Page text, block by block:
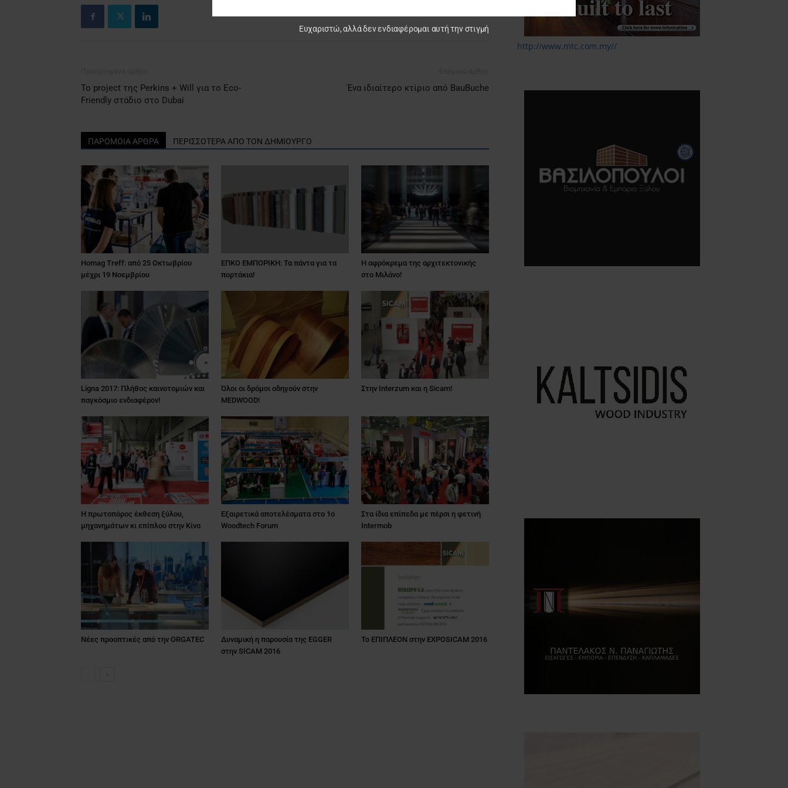
Το project της Perkins + Will για το Eco-
Friendly στάδιο στο Dubai
Ένα ιδιαίτερο κτίριο από BauBuche
ΠΑΡΟΜΟΙΑ ΑΡΘΡΑ ΠΕΡΙΣΣΟΤΕΡΑ ΑΠΟ ΤΟΝ ΔΗΜΙΟΥΡΓΟ
Homag Treff: από 25 Οκτωβρίου
μέχρι 19 Νοεμβρίου
ΕΠΚΟ ΕΜΠΟΡΙΚΗ: Τα πάντα για τα
πορτάκια!
Η αφρόκρεμα της αρχιτεκτονικής
στο Μιλάνο!
Ligna 2017: Πλήθος καινοτομιών και
παγκόσμιο ενδιαφέρον!
Όλοι οι δρόμοι οδηγούν στην
MEDWOOD!
Στην Interzum και η Sicam!
Η πρωτοπόρος έκθεση ξύλου,
μηχανημάτων κι επίπλου στην Κίνα
Εξαιρετικά αποτελέσματα στο 1o
Woodtech Forum
Στα ίδια επίπεδα με πέρσι η φετινή
Intermob
Νέες προοπτικές από την ORGATEC
Δυναμική η παρουσία της EGGER
στην SICAM 2016
Το ΕΠΙΠΛΕΟΝ στην EXPOSICAM 2016
http://www.mtc.com.my//
Ευχαριστώ, αλλά δεν ενδιαφέρομαι αυτή την στιγμή